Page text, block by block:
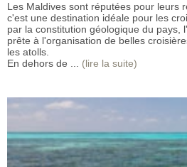
Les Maldives sont réputées pour leurs
c'est une destination idéale pour les
par la constitution géologique du pays,
prête à l'organisation de belles
les atolls.
En dehors de ... (lire la suite)